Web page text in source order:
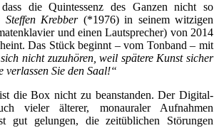
die Quintessenz des Ganzen nicht so
Steffen Krebber(*1976) in seinem witzigen
und einen Lautsprecher) von 2014
Das Stück beginnt – vom Tonband – mit
sich nicht zuzuhören, weil spätere Kunst sicher
verlassen Sie den Saal!“
die Box nicht zu beanstanden. Der Digital-
vieler älterer, monauraler Aufnahmen
gut gelungen, die zeitüblichen Störungen